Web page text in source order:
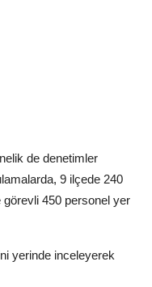
de denetimler
9 ilçede 240
450 personel yer
yerinde inceleyerek